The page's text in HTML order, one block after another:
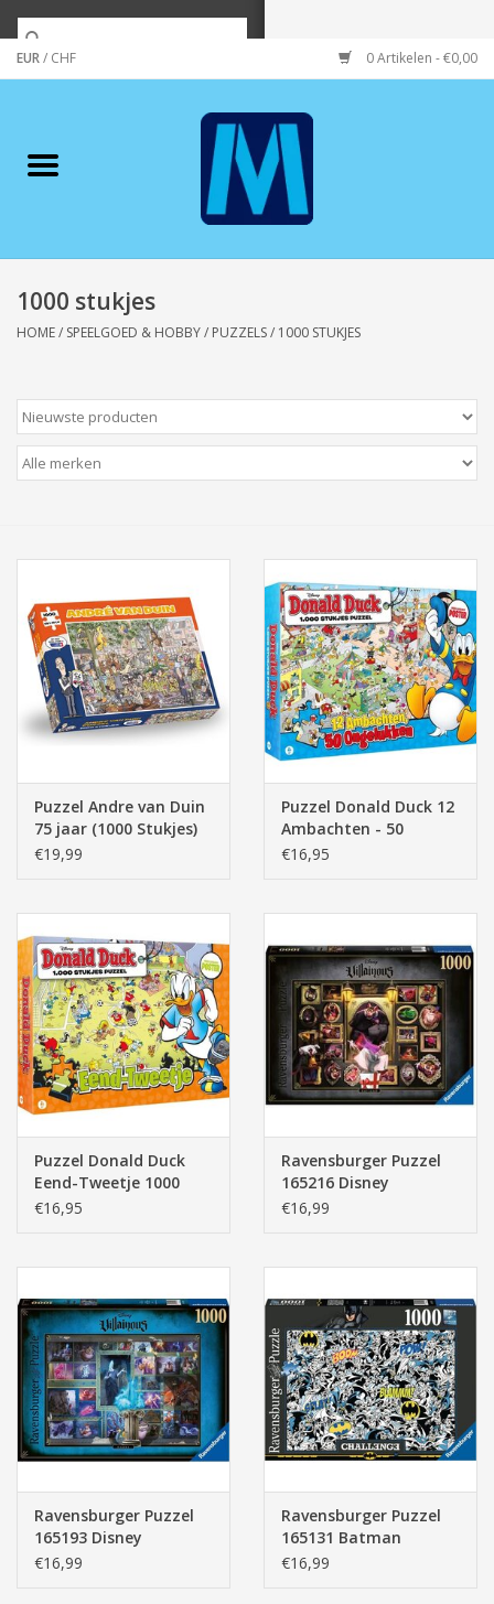
EUR/ CHF 0 Artikelen - €0,00
Merken
Wonen/koken/huishouden
Wenskaarten
Zeeuws/Streek
Boeken
Elektra
Baby & Peuter
Speelgoed & hobby
Cadeau & feest
Contact/Locatie
Veiligheid
Pasen
1000 stukjes
HOME/ SPEELGOED & HOBBY/ PUZZELS/ 1000 STUKJES
Puzzel Andre van Duin
75 jaar (1000 Stukjes)
€19,99
Puzzel Donald Duck 12
Ambachten - 50
Ongelukken 1000
€16,95
Puzzel Donald Duck
Eend-Tweetje 1000
stukjes
€16,95
Ravensburger Puzzel
165216 Disney
Villainous: Ratigan
€16,99
Ravensburger Puzzel
165193 Disney
Villainous: Hades 1000
€16,99
Ravensburger Puzzel
165131 Batman
Challenge 1000 stukjes
€16,99